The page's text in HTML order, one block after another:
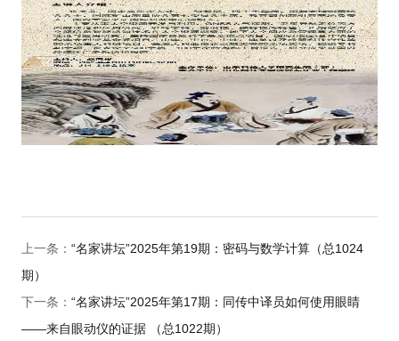
上一条：“名家讲坛”2025年第19期：密码与数学计算（总1024
期）
下一条：“名家讲坛”2025年第17期：同传中译员如何使用眼睛
——来自眼动仪的证据 （总1022期）